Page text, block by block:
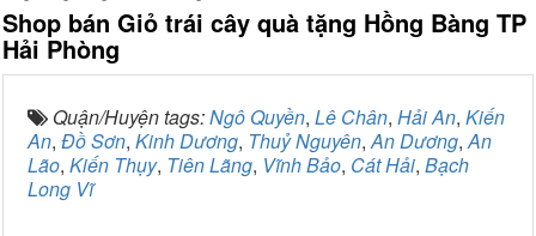
Shop bán Giỏ trái cây quà tặng Hồng Bàng TP
Hải Phòng
Quận/Huyện tags:Ngô Quyền, Lê Chân, Hải An, Kiến
An, Đồ Sơn, Kinh Dương, Thuỷ Nguyên,An Dương,An
Lão, Kiến Thụy, Tiên Lãng, Vĩnh Bảo, Cát Hải, Bạch
Long Vĩ